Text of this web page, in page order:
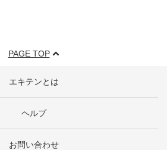
PAGE TOP
エキテンとは
ヘルプ
お問い合わせ